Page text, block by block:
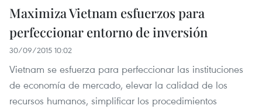
Maximiza Vietnam esfuerzos para
perfeccionar entorno de inversión
30/09/2015 10:02
Vietnam se esfuerza para perfeccionar las instituciones
de economía de mercado, elevar la calidad de los
recursos humanos, simplificar los procedimientos